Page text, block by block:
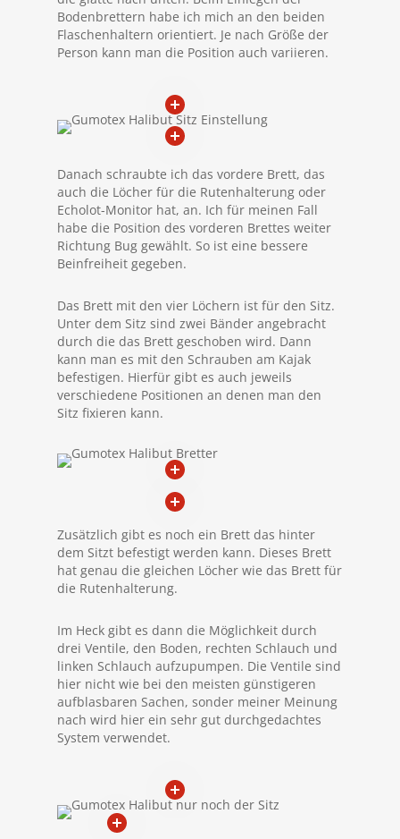
Bodenbrettern habe ich mich an den beiden
Flaschenhaltern orientiert. Je nach Größe der
Person kann man die Position auch variieren.
Danach schraubte ich das vordere Brett, das
auch die Löcher für die Rutenhalterung oder
Echolot-Monitor hat, an. Ich für meinen Fall
habe die Position des vorderen Brettes weiter
Richtung Bug gewählt. So ist eine bessere
Beinfreiheit gegeben.
Das Brett mit den vier Löchern ist für den Sitz.
Unter dem Sitz sind zwei Bänder angebracht
durch die das Brett geschoben wird. Dann
kann man es mit den Schrauben am Kajak
befestigen. Hierfür gibt es auch jeweils
verschiedene Positionen an denen man den
Sitz fixieren kann.
Zusätzlich gibt es noch ein Brett das hinter
dem Sitzt befestigt werden kann. Dieses Brett
hat genau die gleichen Löcher wie das Brett für
die Rutenhalterung.
Im Heck gibt es dann die Möglichkeit durch
drei Ventile, den Boden, rechten Schlauch und
linken Schlauch aufzupumpen. Die Ventile sind
hier nicht wie bei den meisten günstigeren
aufblasbaren Sachen, sonder meiner Meinung
nach wird hier ein sehr gut durchgedachtes
System verwendet.